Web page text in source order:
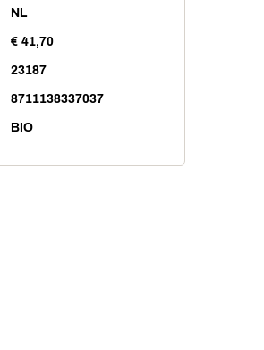
NL
€ 41,70
23187
8711138337037
BIO